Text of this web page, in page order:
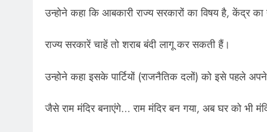
उन्होने कहा कि आबकारी राज्य सरकारों का विषय है, केंद्र का
राज्य सरकारें चाहें तो शराब बंदी लागू कर सकती हैं।
उन्होने कहा इसके पार्टियों (राजनैतिक दलों) को इसे पहले
जैसे राम मंदिर बनाएंगे… राम मंदिर बन गया, अब घर को भी